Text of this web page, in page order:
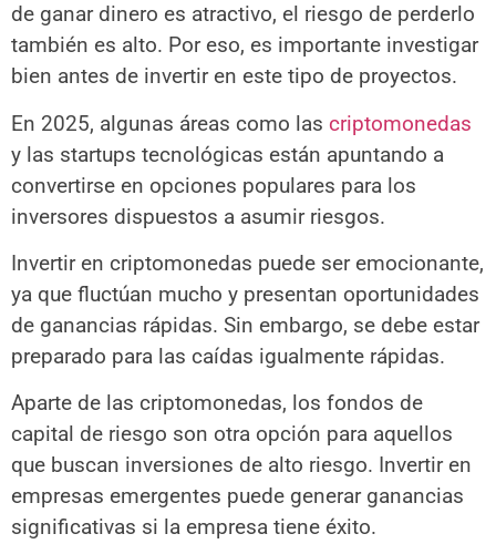
de ganar dinero es atractivo, el riesgo de perderlo
también es alto. Por eso, es importante investigar
bien antes de invertir en este tipo de proyectos.
En 2025, algunas áreas como las criptomonedas
y las startups tecnológicas están apuntando a
convertirse en opciones populares para los
inversores dispuestos a asumir riesgos.
Invertir en criptomonedas puede ser emocionante,
ya que fluctúan mucho y presentan oportunidades
de ganancias rápidas. Sin embargo, se debe estar
preparado para las caídas igualmente rápidas.
Aparte de las criptomonedas, los fondos de
capital de riesgo son otra opción para aquellos
que buscan inversiones de alto riesgo. Invertir en
empresas emergentes puede generar ganancias
significativas si la empresa tiene éxito.